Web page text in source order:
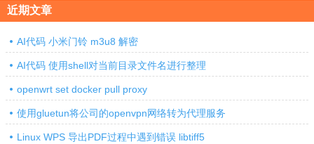
近期文章
AI代码 小米门铃 m3u8 解密
AI代码 使用shell对当前目录文件名进行整理
openwrt set docker pull proxy
使用gluetun将公司的openvpn网络转为代理服务
Linux WPS 导出PDF过程中遇到错误 libtiff5